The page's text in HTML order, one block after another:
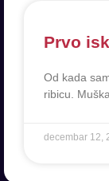
Prvo
Od kada
ribicu.
decembar 12,